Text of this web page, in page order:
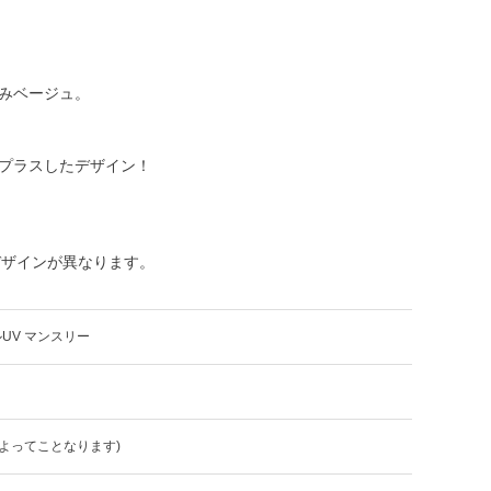
ベージュ。
ラスしたデザイン！
インが異なります。
マンスリー
ってことなります)